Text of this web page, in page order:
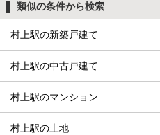
類似の条件から検索
村上駅の新築戸建て
村上駅の中古戸建て
村上駅のマンション
村上駅の土地